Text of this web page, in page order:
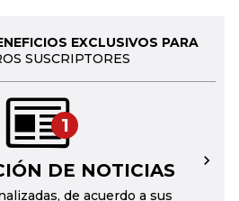
EXCLUSIVOS PARA
SUSCRIPTORES
1
DE NOTICIAS
de acuerdo a sus
→